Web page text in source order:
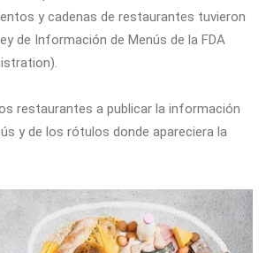
y cadenas de restaurantes tuvieron
de Información de Menús de la FDA
restaurantes a publicar la información
y de los rótulos donde apareciera la